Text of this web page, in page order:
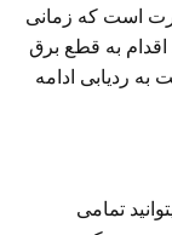
است که زمانی
به قطع برق
به ردیابی ادامه
تمامی